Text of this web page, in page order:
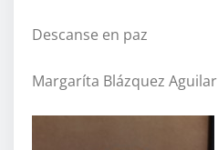
Descanse en paz
Margaríta Blázquez Aguilar